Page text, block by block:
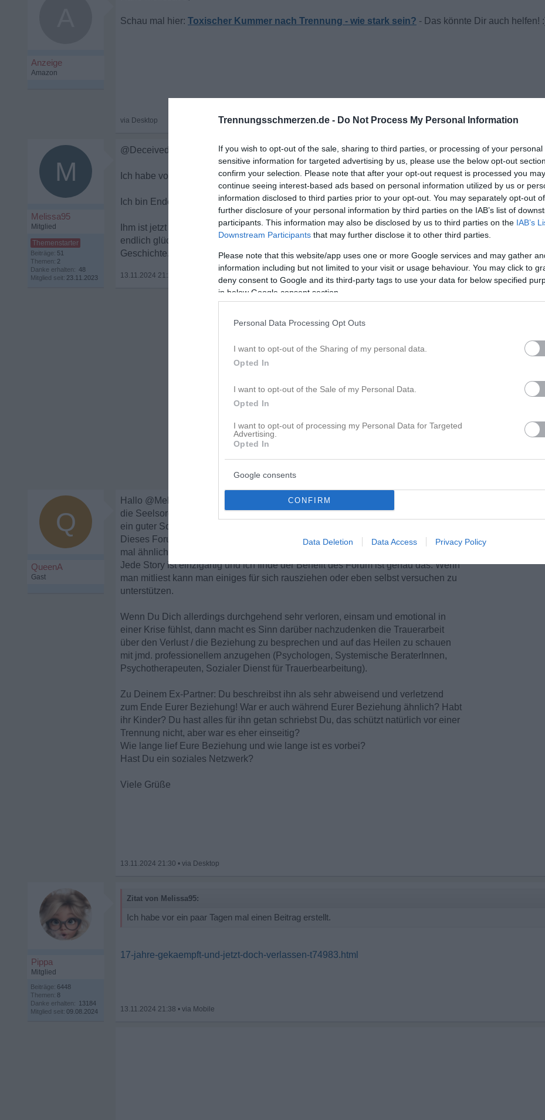
Trennungsschmerzen.de - Do Not Process My Personal Information
If you wish to opt-out of the sale, sharing to third parties, or processing of your personal
sensitive information for targeted advertising by us, please use the below opt-out
confirm your selection. Please note that after your opt-out request is processed you may
continue seeing interest-based ads based on personal information utilized by us or
information disclosed to third parties prior to your opt-out. You may separately opt-out
further disclosure of your personal information by third parties on the IAB’s list of
participants. This information may also be disclosed by us to third parties on the IAB’s
Downstream Participants that may further disclose it to other third parties.
Please note that this website/app uses one or more Google services and may gather
information including but not limited to your visit or usage behaviour. You may click to
deny consent to Google and its third-party tags to use your data for below specified
in below Google consent section.
Personal Data Processing Opt Outs
I want to opt-out of the Sharing of my personal data.
Opted In
I want to opt-out of the Sale of my Personal Data.
Opted In
I want to opt-out of processing my Personal Data for Targeted
Advertising.
Opted In
Google consents
CONFIRM
Data Deletion Data Access Privacy Policy
Toxischer Kummer nach Trennung - wie stark sein?
M
Melissa95
Mitglied
Beiträge: 51
Themen: 2
Danke erhalten: 48
Mitglied seit: 23.11.2023
@Deceived_m danke für deine Worte.
Ich habe vor ein paar Tagen mal einen Beitrag erstellt.
Ich bin Ende 30 und seit 17 Jahren mit ihm zusammen/verheiratet. Wir haben 3 Kinder.
Ihm ist jetzt aufgefallen dass ich nicht gut genug für ihn bin. Er möchte jetzt ne 20 Jährige heiraten
endlich glücklich werden. Ich soll leiden ohne ihn und mich will ja sowieso keiner mehr haben. Das ist
Geschichte.
13.11.2024 21:26
Q
QueenA
Gast
Hallo @Melissa95,
die Seelsorge anzurufen und anonym über den eigenen Kummer zu sprechen ist
ein guter Schritt. Es freut mich für Dich, dass Du danach ein gutes Gefühl hattest.
Dieses Forum hat viele freundliche und hilfsbereite UserInnen, denen es iwann
mal ähnlich wie Dir ging oder noch geht: Trennung von einer geliebten Person!
Jede Story ist einzigartig und ich finde der Benefit des Forum ist genau das. Wenn
man mitliest kann man einiges für sich rausziehen oder eben selbst versuchen zu
unterstützen.
Wenn Du Dich allerdings durchgehend sehr verloren, einsam und emotional in
einer Krise fühlst, dann macht es Sinn darüber nachzudenken die Trauerarbeit
über den Verlust / die Beziehung zu besprechen und auf das Heilen zu schauen
mit jmd. professionellem anzugehen (Psychologen, Systemische BeraterInnen,
Psychotherapeuten, Sozialer Dienst für Trauerbearbeitung).
Zu Deinem Ex-Partner: Du beschreibst ihn als sehr abweisend und verletzend
zum Ende Eurer Beziehung! War er auch während Eurer Beziehung ähnlich? Habt
ihr Kinder? Du hast alles für ihn getan schriebst Du, das schützt natürlich vor einer
Trennung nicht, aber war es eher einseitig?
Wie lange lief Eure Beziehung und wie lange ist es vorbei?
Hast Du ein soziales Netzwerk?
Viele Grüße
13.11.2024 21:30 •
Pippa
Mitglied
Beiträge: 6448
Themen: 8
Danke erhalten: 13184
Mitglied seit: 09.08.2024
Zitat von Melissa95:
Ich habe vor ein paar Tagen mal einen Beitrag erstellt.
17-jahre-gekaempft-und-jetzt-doch-verlassen-t74983.html
13.11.2024 21:38 •